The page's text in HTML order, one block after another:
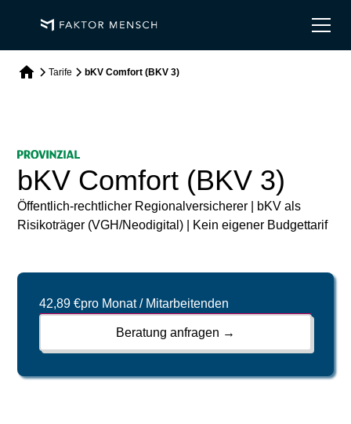
Tarife bKV Comfort (BKV 3)
bKV Comfort (BKV 3)
Öffentlich-rechtlicher Regionalversicherer | bKV als
Risikoträger (VGH/Neodigital) | Kein eigener Budgettarif
42,89 €pro Monat / Mitarbeitenden
Beratung anfragen →